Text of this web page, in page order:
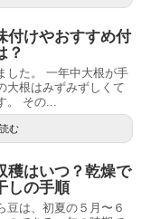
付けやおすすめ付
？
した。 一年中大根が手
大根はみずみずしくて
。 その...
む
穫はいつ？乾燥で
しの手順
豆は、初夏の５月〜６